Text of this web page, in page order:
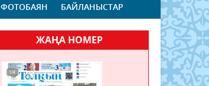
ФОТОБАЯН БАЙЛАНЫСТАР
ЖАҢА НОМЕР